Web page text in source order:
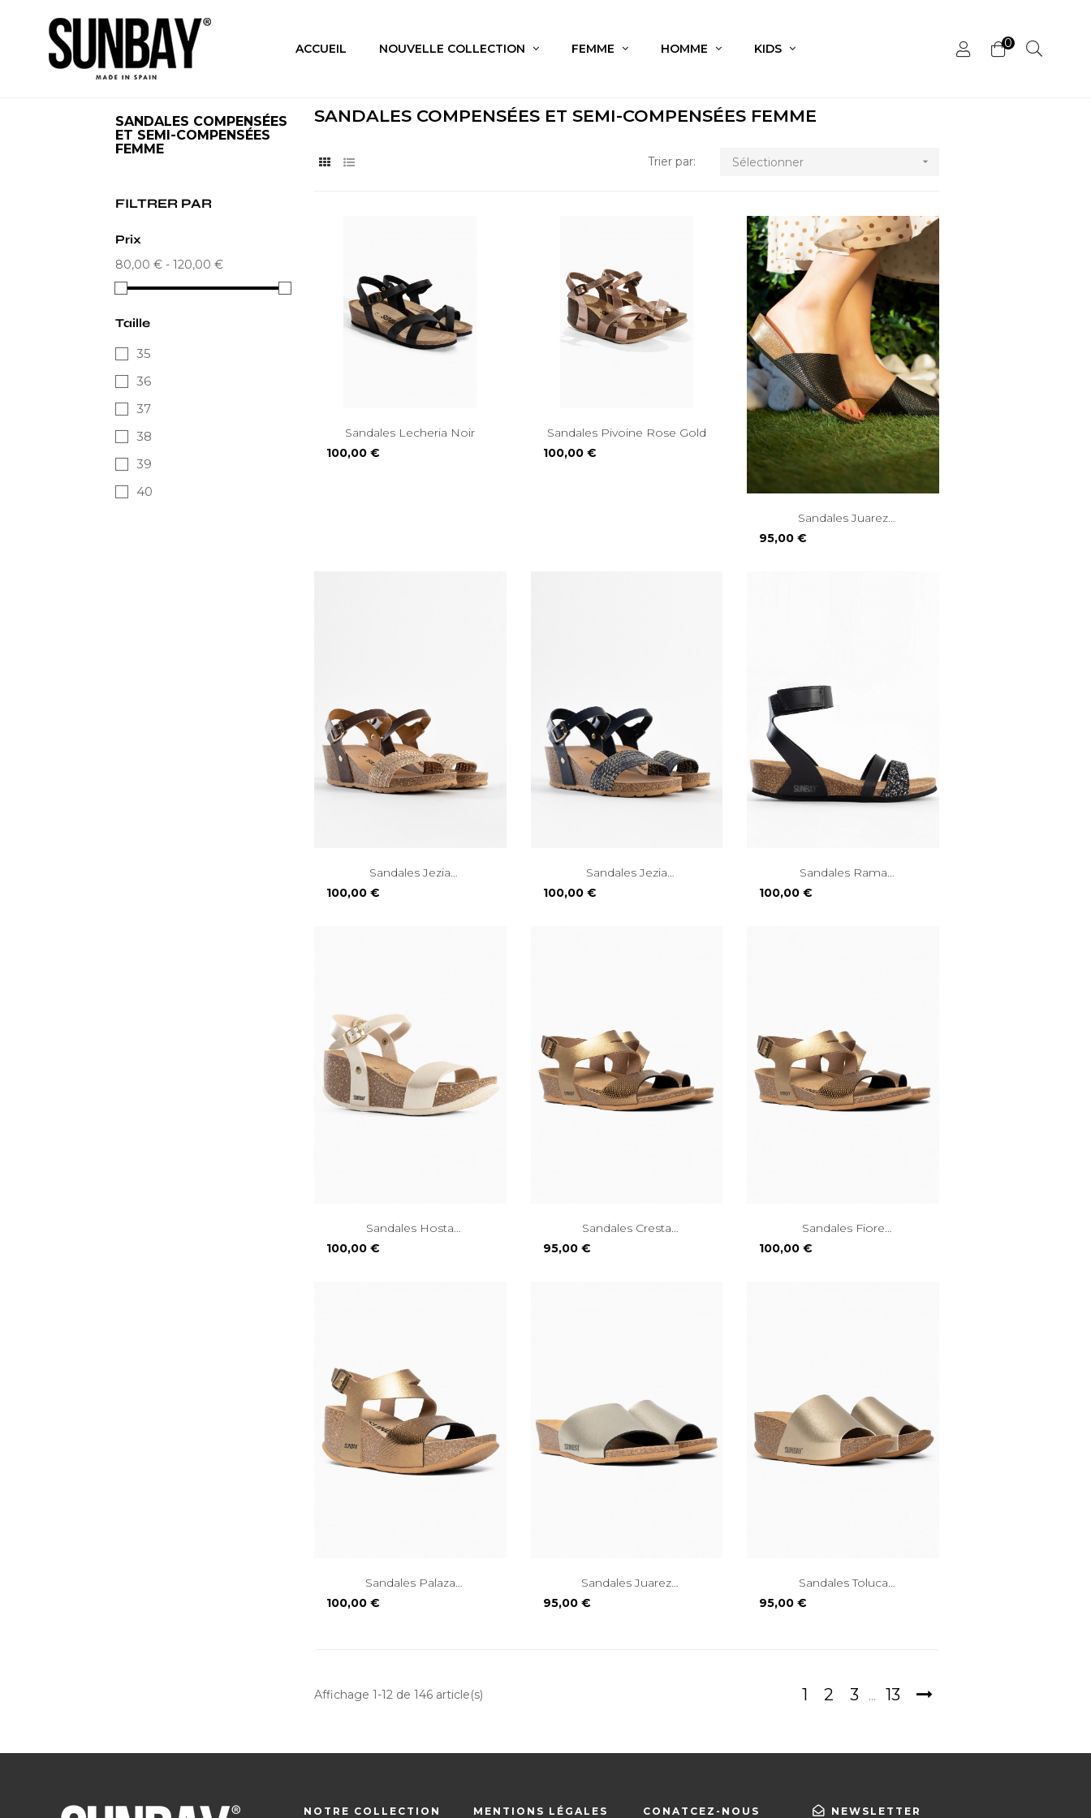
ACCUEIL NOUVELLE COLLECTION FEMME HOMME KIDS 0
SANDALES COMPENSÉES
ET SEMI-COMPENSÉES
FEMME
FILTRER PAR
Prix
80,00 € - 120,00 €
Taille
35
36
37
38
39
40
SANDALES COMPENSÉES ET SEMI-COMPENSÉES FEMME
Trier par: Sélectionner 
Sandales Lecheria Noir
Prix
100,00 €
Sandales Pivoine Rose Gold
Prix
100,00 €
Sandales Juarez
Compensées...
Prix
95,00 €
Sandales Jezia
Compensées...
Prix
100,00 €
Sandales Jezia
Compensées...
Prix
100,00 €
Sandales Rama
Compensées Et...
Prix
100,00 €
Sandales Hosta
Compensées...
Prix
100,00 €
Sandales Cresta
Compensées...
Prix
95,00 €
Sandales Fiore
Compensées...
Prix
100,00 €
Sandales Palaza
Compensées...
Prix
100,00 €
Sandales Juarez
Compensées...
Prix
95,00 €
Sandales Toluca
Compensées...
Prix
95,00 €
Affichage 1-12 de 146 article(s) 1 2 3 … 13
NOTRE COLLECTION MENTIONS LÉGALES CONATCEZ-NOUS NEWSLETTER